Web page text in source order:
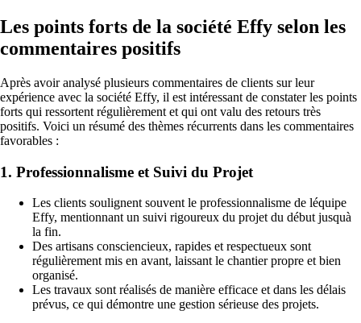
Les points forts de la société Effy selon les
commentaires positifs
Après avoir analysé plusieurs commentaires de clients sur leur
expérience avec la société Effy, il est intéressant de constater les points
forts qui ressortent régulièrement et qui ont valu des retours très
positifs. Voici un résumé des thèmes récurrents dans les commentaires
favorables :
1. Professionnalisme et Suivi du Projet
Les clients soulignent souvent le professionnalisme de léquipe
Effy, mentionnant un suivi rigoureux du projet du début jusquà
la fin.
Des artisans consciencieux, rapides et respectueux sont
régulièrement mis en avant, laissant le chantier propre et bien
organisé.
Les travaux sont réalisés de manière efficace et dans les délais
prévus, ce qui démontre une gestion sérieuse des projets.